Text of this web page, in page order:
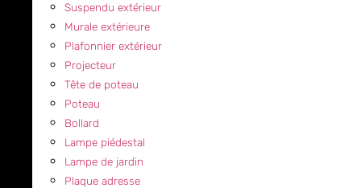
Suspendu extérieur
Murale extérieure
Plafonnier extérieur
Projecteur
Tête de poteau
Poteau
Bollard
Lampe piédestal
Lampe de jardin
Plaque adresse